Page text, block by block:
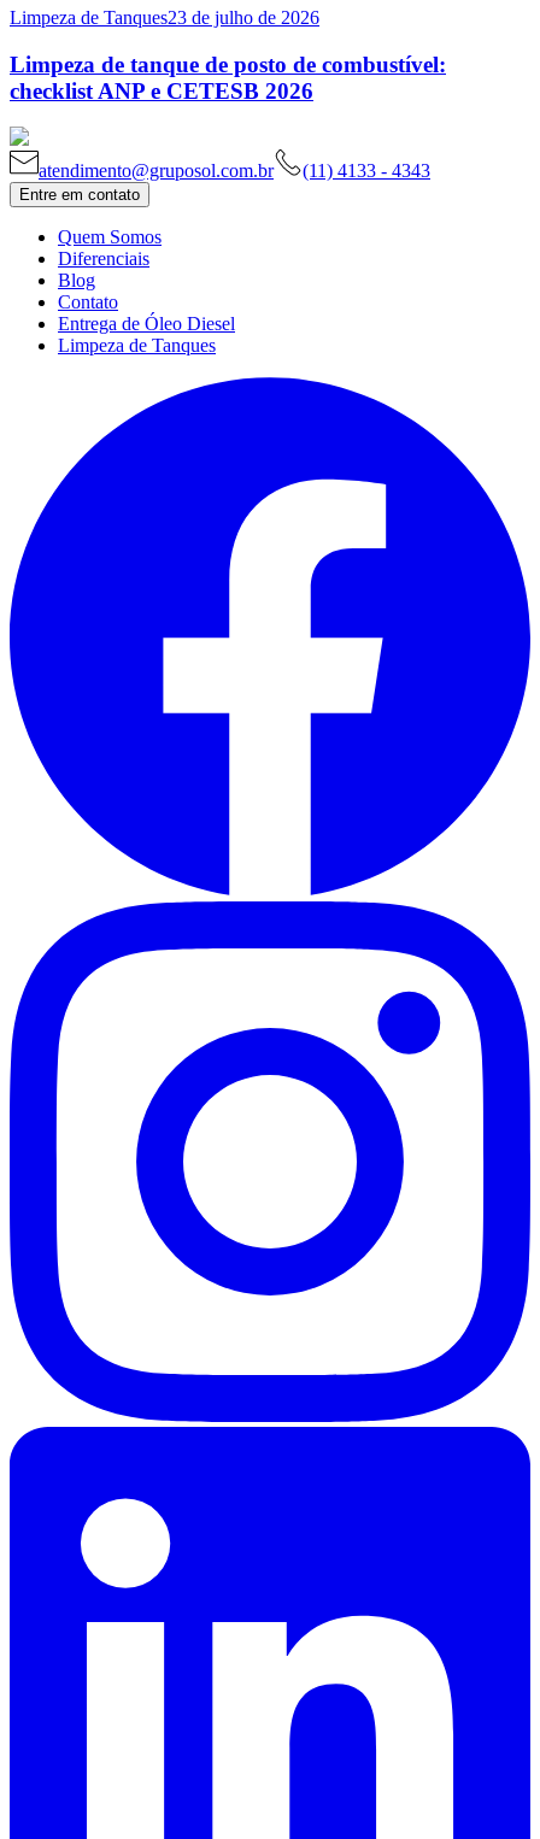
Limpeza de Tanques23 de julho de 2026
Limpeza de tanque de posto de combustível:
checklist ANP e CETESB 2026
atendimento@gruposol.com.br (11) 4133 - 4343
Entre em contato
Quem Somos
Diferenciais
Blog
Contato
Entrega de Óleo Diesel
Limpeza de Tanques